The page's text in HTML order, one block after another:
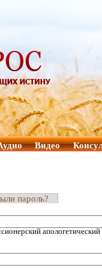
Видео
пароль?
апологетический